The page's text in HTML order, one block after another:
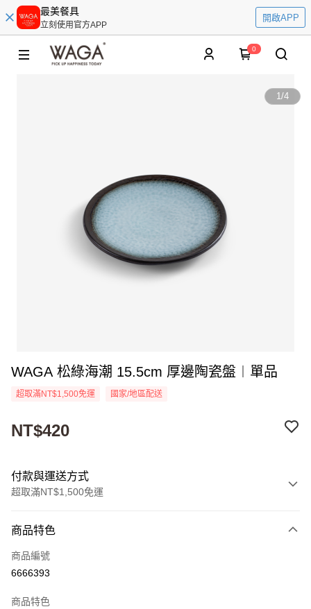
最美餐具
立刻使用官方APP
開啟APP
0
1/4
WAGA 松綠海潮 15.5cm 厚邊陶瓷盤︱單品
超取滿NT$1,500免運 國家/地區配送
NT$420
付款與運送方式
超取滿NT$1,500免運
信用卡一次付款
超商取貨付款
商品特色
商品編號
6666393
商品特色